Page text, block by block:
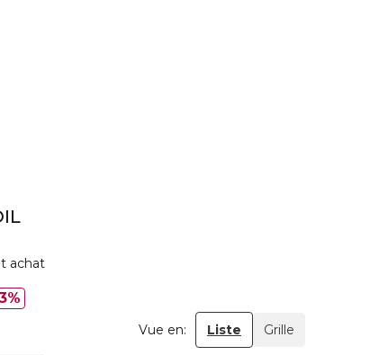
achat
Vue en: Liste Grille